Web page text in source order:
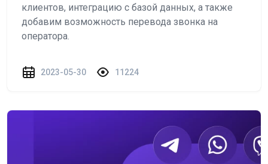
клиентов, интеграцию с базой данных, а также
добавим возможность перевода звонка на
оператора.
2023-05-30 11224